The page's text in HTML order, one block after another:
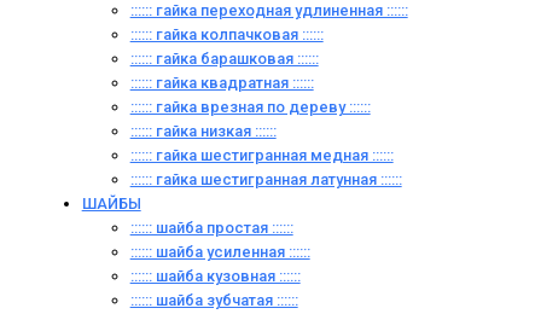
:::::: гайка переходная удлиненная ::::::
:::::: гайка колпачковая ::::::
:::::: гайка барашковая ::::::
:::::: гайка квадратная ::::::
:::::: гайка врезная по дереву ::::::
:::::: гайка низкая ::::::
:::::: гайка шестигранная медная ::::::
:::::: гайка шестигранная латунная ::::::
ШАЙБЫ
:::::: шайба простая ::::::
:::::: шайба усиленная ::::::
:::::: шайба кузовная ::::::
:::::: шайба зубчатая ::::::